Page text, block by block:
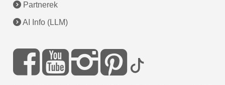
Partnerek
AI Info (LLM)